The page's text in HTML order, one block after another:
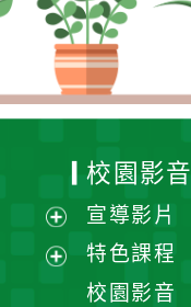
展
開
校園影音
宣導影片
特色課程
校園影音